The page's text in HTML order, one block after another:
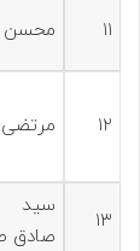
۱۱ محسن
۱۲
۱۳
سید
صادق